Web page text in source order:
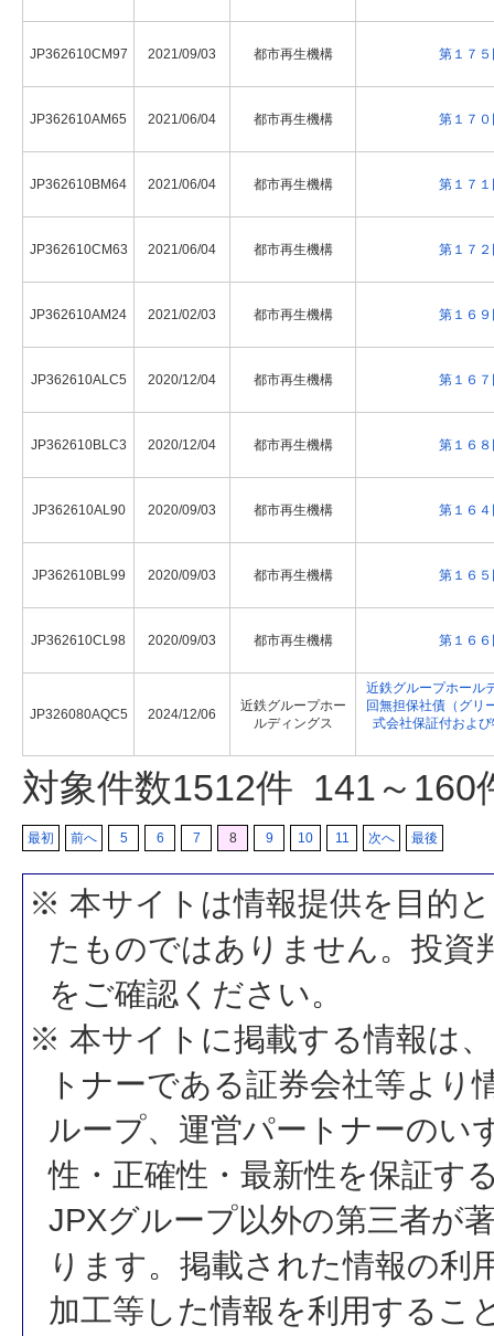
JP362610CM97 2021/09/03 都市再生機構 第１７
JP362610AM65 2021/06/04 都市再生機構 第１７
JP362610BM64 2021/06/04 都市再生機構 第１７
JP362610CM63 2021/06/04 都市再生機構 第１７
JP362610AM24 2021/02/03 都市再生機構 第１６
JP362610ALC5 2020/12/04 都市再生機構 第１６
JP362610BLC3 2020/12/04 都市再生機構 第１６
JP362610AL90 2020/09/03 都市再生機構 第１６
JP362610BL99 2020/09/03 都市再生機構 第１６
JP362610CL98 2020/09/03 都市再生機構 第１６
JP326080AQC5 2024/12/06
近鉄グループホー
ルディングス
近鉄グループホール
回無担保社債（グリ
式会社保証付およ
対象件数1512件 141～160
最初 前へ 5 6 7 8 9 10 11 次へ 最後
※ 本サイトは情報提供を目的
たものではありません。投資
をご確認ください。
※ 本サイトに掲載する情報は
トナーである証券会社等よ
ループ、運営パートナーのい
性・正確性・最新性を保証す
JPXグループ以外の第三者が
ります。掲載された情報の利
加工等した情報を利用するこ